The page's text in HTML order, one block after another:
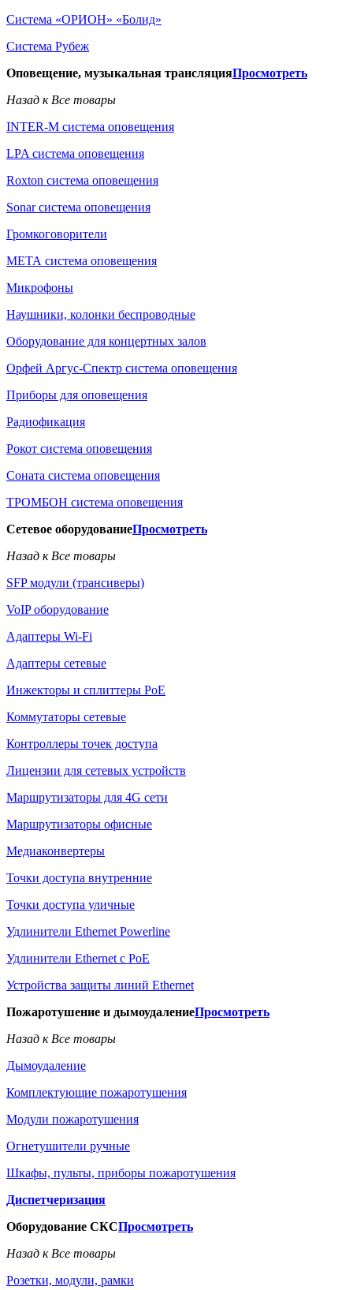
Система «ОРИОН» «Болид»
Система Рубеж
Оповещение, музыкальная трансляцияПросмотреть
Назад к Все товары
INTER-M система оповещения
LPA система оповещения
Roxton система оповещения
Sonar система оповещения
Громкоговорители
МЕТА система оповещения
Микрофоны
Наушники, колонки беспроводные
Оборудование для концертных залов
Орфей Аргус-Спектр система оповещения
Приборы для оповещения
Радиофикация
Рокот система оповещения
Соната система оповещения
ТРОМБОН система оповещения
Сетевое оборудованиеПросмотреть
Назад к Все товары
SFP модули (трансиверы)
VoIP оборудование
Адаптеры Wi-Fi
Адаптеры сетевые
Инжекторы и сплиттеры РоЕ
Коммутаторы сетевые
Контроллеры точек доступа
Лицензии для сетевых устройств
Маршрутизаторы для 4G сети
Маршрутизаторы офисные
Медиаконвертеры
Точки доступа внутренние
Точки доступа уличные
Удлинители Ethernet Powerline
Удлинители Ethernet с PoE
Устройства защиты линий Ethernet
Пожаротушение и дымоудалениеПросмотреть
Назад к Все товары
Дымоудаление
Комплектующие пожаротушения
Модули пожаротушения
Огнетушители ручные
Шкафы, пульты, приборы пожаротушения
Диспетчеризация
Оборудование СКСПросмотреть
Назад к Все товары
Розетки, модули, рамки